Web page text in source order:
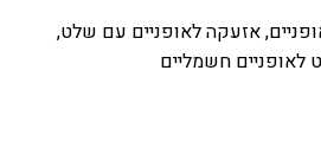
,אזעקה לאופניים עם שלט,
חשמליים